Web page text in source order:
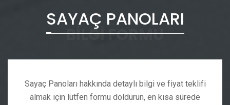
BILGI FORMU
SAYAÇ PANOLARI
Sayaç Panoları hakkında detaylı bilgi ve fiyat teklifi
almak için lütfen formu doldurun, en kısa sürede